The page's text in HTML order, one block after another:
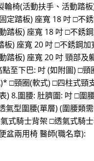
輪椅(活動扶手、活動踏
定踏板) 座寬 18 吋 □不
踏板) 座寬 18 吋 □不銹
板) 座寬 20 吋 □不銹鋼
踏板) 座寬 20 吋 頸部及
至下巴: 吋 (如附圖) □頸
□頸圈(軟式) □四柱式頸
) 8.圍腰: 肚臍圍: 吋 □圍
氣型圍腰(單層) (圍腰類
式騎士背架 □透氣式騎
盆兩用椅 醫師(職名章):